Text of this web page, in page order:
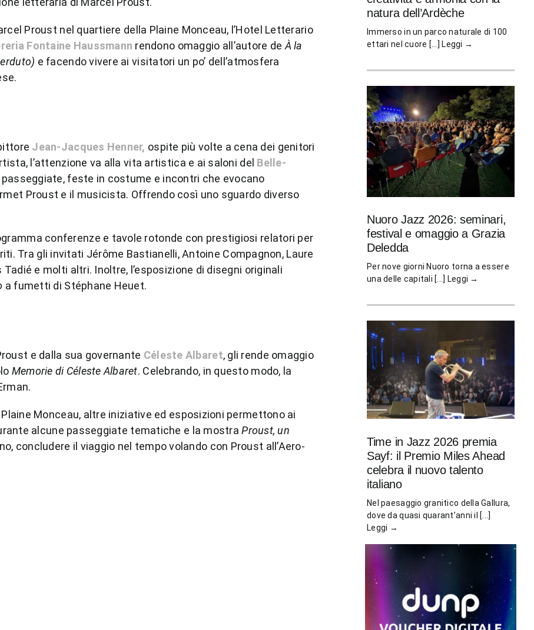
Proust nel quartiere della Plaine Monceau, l’Hotel Letterario
Fontaine Haussmann rendono omaggio all’autore deÀ la
e facendo vivere ai visitatori un po’ dell’atmosfera
Jean-Jacques Henner, ospite più volte a cena dei genitori
l’attenzione va alla vita artistica e ai saloni del Belle-
feste in costume e incontri che evocano
Proust e il musicista. Offrendo così uno sguardo diverso
conferenze e tavole rotonde con prestigiosi relatori per
Tra gli invitati Jérôme Bastianelli, Antoine Compagnon, Laure
e molti altri. Inoltre, l’esposizione di disegni originali
a fumetti di Stéphane Heuet.
e dalla sua governante Céleste Albaret, gli rende omaggio
Memorie di Céleste Albaret. Celebrando, in questo modo, la
Monceau, altre iniziative ed esposizioni permettono ai
alcune passeggiate tematiche e la mostraProust, un
concludere il viaggio nel tempo volando con Proust all’Aero-
natura dell’Ardèche
Immerso in un parco naturale di 100
ettari nel cuore [...] Leggi →
Nuoro Jazz 2026: seminari,
festival e omaggio a Grazia
Deledda
Per nove giorni Nuoro torna a essere
una delle capitali [...] Leggi →
Time in Jazz 2026 premia
Sayf: il Premio Miles Ahead
celebra il nuovo talento
italiano
Nel paesaggio granitico della Gallura,
dove da quasi quarant’anni il [...]
Leggi →